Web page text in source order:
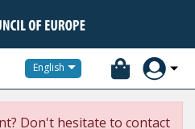
English
Don't hesitate to contact